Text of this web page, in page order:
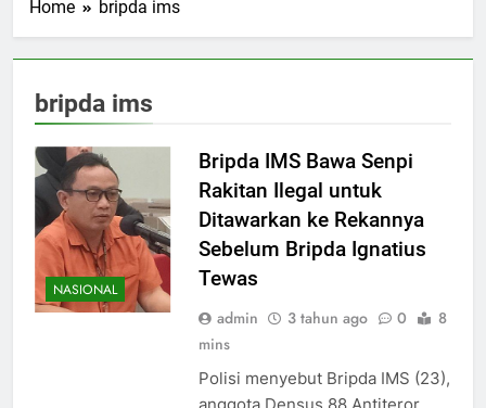
Home bripda ims
bripda ims
NASIONAL
Bripda IMS Bawa Senpi
Rakitan Ilegal untuk
Ditawarkan ke Rekannya
Sebelum Bripda Ignatius
Tewas
admin 3 tahun ago 0
8
mins
Polisi menyebut Bripda IMS (23),